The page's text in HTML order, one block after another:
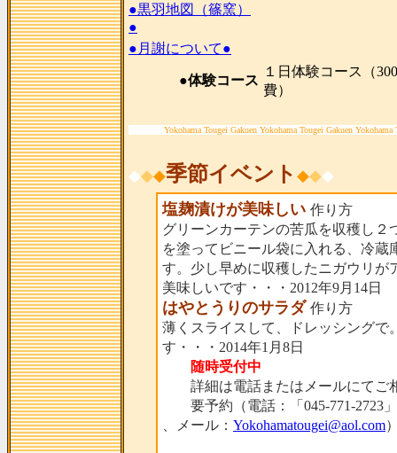
●黒羽地図（篠窯）
●
●月謝について●
●体験コース
１日体験コース（
費）
Yokohama Tougei Gakuen Yokohama Tougei Gakuen
◆◆◆季節イベント ◆◆◆
塩麹漬けが美味しい 作り方
グリーンカーテンの苦瓜を収穫し
を塗ってビニール袋に入れる、冷
す。少し早めに収穫したニガウリが
美味しいです・・・2012年9月14日
はやとうりのサラダ 作り方
薄くスライスして、ドレッシングで
す・・・2014年1月8日
随時受付中
詳細は電話またはメールにてご
要予約（電話：「045-771-2723」
、メール： Yokohamatougei@aol.com